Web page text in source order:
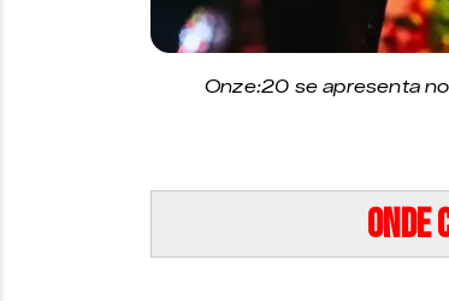
Onze:20 se apresenta
Onde